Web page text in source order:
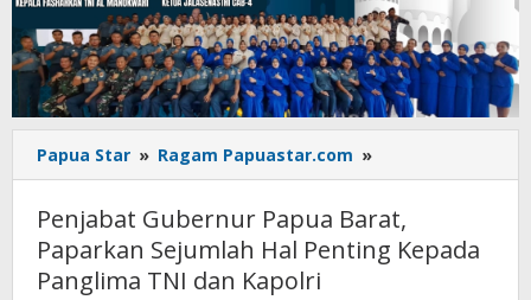
Papua Star » Ragam Papuastar.com »
Gubernur
Barat,
Paparkan
Penjabat Gubernur Papua Barat,
Paparkan Sejumlah Hal Penting Kepada
Panglima TNI dan Kapolri